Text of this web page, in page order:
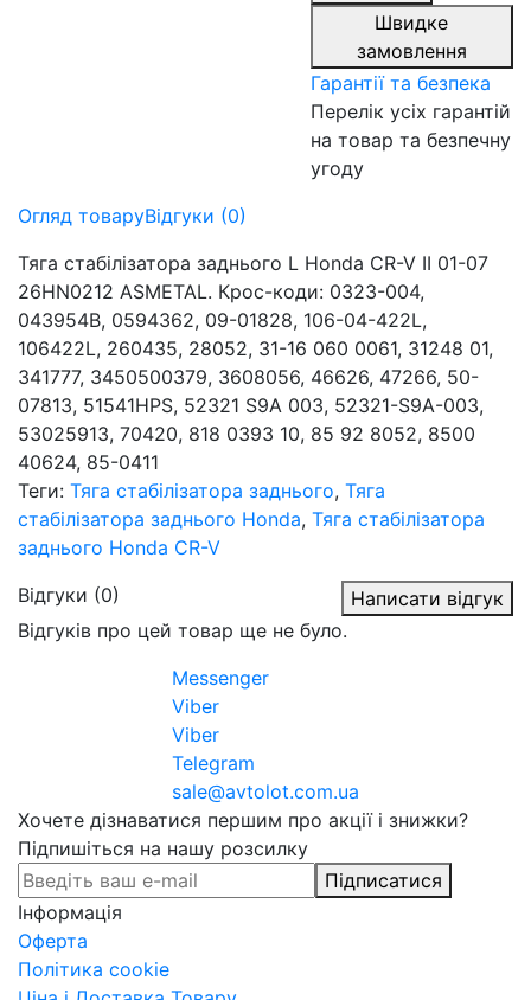
Швидке
замовлення
Гарантії та безпека
Перелік усіх гарантій
на товар та безпечну
угоду
Огляд товаруВідгуки (0)
Тяга стабілізатора заднього L Honda CR-V II 01-07
26HN0212 ASMETAL. Крос-коди: 0323-004,
043954B, 0594362, 09-01828, 106-04-422L,
106422L, 260435, 28052, 31-16 060 0061, 31248 01,
341777, 3450500379, 3608056, 46626, 47266, 50-
07813, 51541HPS, 52321 S9A 003, 52321-S9A-003,
53025913, 70420, 818 0393 10, 85 92 8052, 8500
40624, 85-0411
Теги: Тяга стабілізатора заднього, Тяга
стабілізатора заднього Honda, Тяга стабілізатора
заднього Honda CR-V
Відгуки (0)
Написати відгук
Відгуків про цей товар ще не було.
Messenger
Viber
Viber
Telegram
sale@avtolot.com.ua
Хочете дізнаватися першим про акції і знижки?
Підпишіться на нашу розсилку
Підписатися
Інформація
Оферта
Політика cookie